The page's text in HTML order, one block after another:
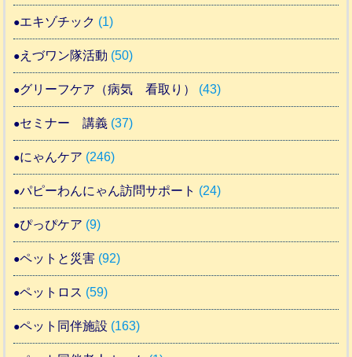
エキゾチック (1)
えづワン隊活動 (50)
グリーフケア（病気 看取り） (43)
セミナー 講義 (37)
にゃんケア (246)
パピーわんにゃん訪問サポート (24)
ぴっぴケア (9)
ペットと災害 (92)
ペットロス (59)
ペット同伴施設 (163)